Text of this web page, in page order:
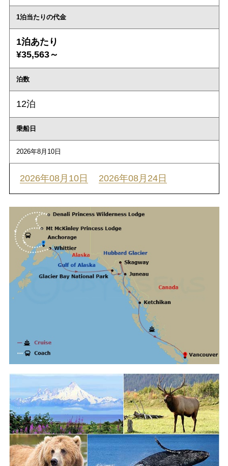
1泊当たりの代金
1泊あたり
¥35,563～
泊数
12泊
乗船日
2026年8月10日
2026年08月10日 2026年08月24日